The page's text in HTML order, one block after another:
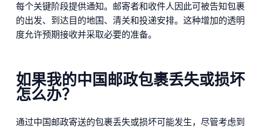
每个关键阶段提供通知。邮寄者和收件人因此可被告知包裹
的出发、到达目的地国、清关和投递安排。这种增加的透明
度允许预期接收并采取必要的准备。
如果我的中国邮政包裹丢失或损坏
怎么办？
通过中国邮政寄送的包裹丢失或损坏可能发生，尽管考虑到